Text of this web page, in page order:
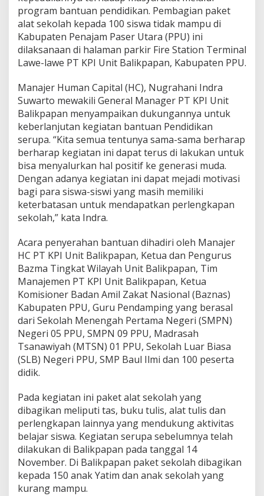
program bantuan pendidikan. Pembagian paket
alat sekolah kepada 100 siswa tidak mampu di
Kabupaten Penajam Paser Utara (PPU) ini
dilaksanaan di halaman parkir Fire Station Terminal
Lawe-lawe PT KPI Unit Balikpapan, Kabupaten PPU.
Manajer Human Capital (HC), Nugrahani Indra
Suwarto mewakili General Manager PT KPI Unit
Balikpapan menyampaikan dukungannya untuk
keberlanjutan kegiatan bantuan Pendidikan
serupa. “Kita semua tentunya sama-sama berharap
berharap kegiatan ini dapat terus di lakukan untuk
bisa menyalurkan hal positif ke generasi muda.
Dengan adanya kegiatan ini dapat mejadi motivasi
bagi para siswa-siswi yang masih memiliki
keterbatasan untuk mendapatkan perlengkapan
sekolah,” kata Indra.
Acara penyerahan bantuan dihadiri oleh Manajer
HC PT KPI Unit Balikpapan, Ketua dan Pengurus
Bazma Tingkat Wilayah Unit Balikpapan, Tim
Manajemen PT KPI Unit Balikpapan, Ketua
Komisioner Badan Amil Zakat Nasional (Baznas)
Kabupaten PPU, Guru Pendamping yang berasal
dari Sekolah Menengah Pertama Negeri (SMPN)
Negeri 05 PPU, SMPN 09 PPU, Madrasah
Tsanawiyah (MTSN) 01 PPU, Sekolah Luar Biasa
(SLB) Negeri PPU, SMP Baul Ilmi dan 100 peserta
didik.
Pada kegiatan ini paket alat sekolah yang
dibagikan meliputi tas, buku tulis, alat tulis dan
perlengkapan lainnya yang mendukung aktivitas
belajar siswa. Kegiatan serupa sebelumnya telah
dilakukan di Balikpapan pada tanggal 14
November. Di Balikpapan paket sekolah dibagikan
kepada 150 anak Yatim dan anak sekolah yang
kurang mampu.